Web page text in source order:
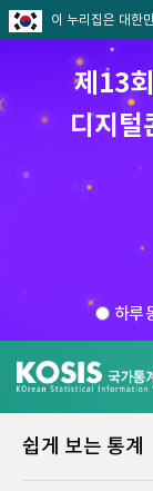
이 누리집은 대한
제13
디지털
하루
쉽게 보는 통계